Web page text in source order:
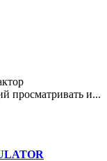
просматривать и...